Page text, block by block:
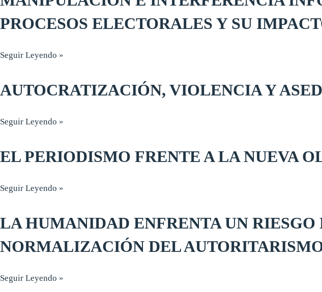
PROCESOS ELECTORALES Y SU
Seguir Leyendo »
AUTOCRATIZACIÓN, VIOLENCIA Y
Seguir Leyendo »
EL PERIODISMO FRENTE A LA NUEVA
Seguir Leyendo »
LA HUMANIDAD ENFRENTA UN
NORMALIZACIÓN DEL
Seguir Leyendo »